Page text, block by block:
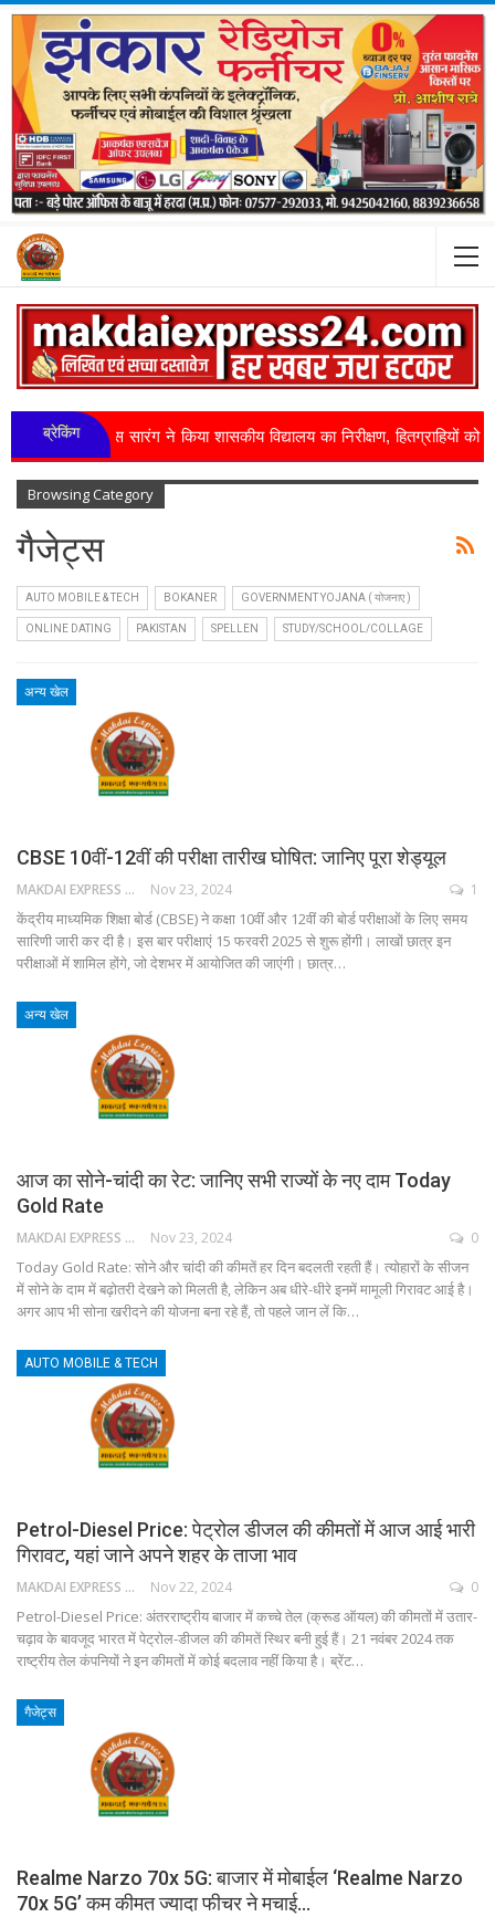
ब्रेकिंग
सारंग ने किया शासकीय विद्यालय का निरीक्षण, हितग्राहियों को वितरित ...
Browsing Category
गैजेट्स
AUTO MOBILE & TECH BOKANER GOVERNMENT YOJANA ( योजनाए )
ONLINE DATING PAKISTAN SPELLEN STUDY/SCHOOL/COLLAGE
अन्य खेल
CBSE 10वीं-12वीं की परीक्षा तारीख घोषित: जानिए पूरा शेड्यूल
MAKDAI EXPRESS 24 Nov 23, 2024 1
केंद्रीय माध्यमिक शिक्षा बोर्ड (CBSE) ने कक्षा 10वीं और 12वीं की बोर्ड परीक्षाओं के लिए समय
सारिणी जारी कर दी है। इस बार परीक्षाएं 15 फरवरी 2025 से शुरू होंगी। लाखों छात्र इन
परीक्षाओं में शामिल होंगे, जो देशभर में आयोजित की जाएंगी। छात्र…
अन्य खेल
आज का सोने-चांदी का रेट: जानिए सभी राज्यों के नए दाम Today
Gold Rate
MAKDAI EXPRESS 24 Nov 23, 2024 0
Today Gold Rate: सोने और चांदी की कीमतें हर दिन बदलती रहती हैं। त्योहारों के सीजन
में सोने के दाम में बढ़ोतरी देखने को मिलती है, लेकिन अब धीरे-धीरे इनमें मामूली गिरावट आई है।
अगर आप भी सोना खरीदने की योजना बना रहे हैं, तो पहले जान लें कि…
AUTO MOBILE & TECH
Petrol-Diesel Price: पेट्रोल डीजल की कीमतों में आज आई भारी
गिरावट, यहां जाने अपने शहर के ताजा भाव
MAKDAI EXPRESS 24 Nov 22, 2024 0
Petrol-Diesel Price: अंतरराष्ट्रीय बाजार में कच्चे तेल (क्रूड ऑयल) की कीमतों में उतार-
चढ़ाव के बावजूद भारत में पेट्रोल-डीजल की कीमतें स्थिर बनी हुई हैं। 21 नवंबर 2024 तक
राष्ट्रीय तेल कंपनियों ने इन कीमतों में कोई बदलाव नहीं किया है। ब्रेंट…
गैजेट्स
Realme Narzo 70x 5G: बाजार में मोबाईल ‘Realme Narzo
70x 5G’ कम कीमत ज्यादा फीचर ने मचाई…